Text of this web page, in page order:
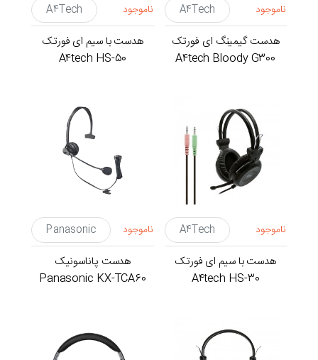
ناموجود A4Tech
هدست گیمینگ ای فورتک
A4tech Bloody G300
ناموجود A4Tech
هدست با سیم ای فورتک
A4tech HS-50
ناموجود A4Tech
هدست با سیم ای فورتک
A4tech HS-30
ناموجود Panasonic
هدست پاناسونیک
Panasonic KX-TCA60